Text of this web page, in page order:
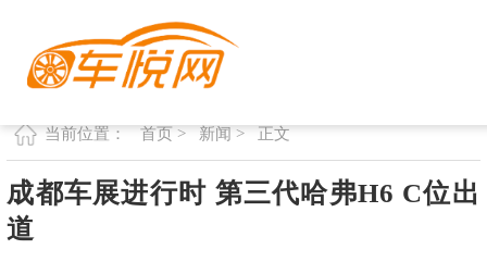
当前位置： 首页 > 新闻 > 正文
成都车展进行时 第三代哈弗H6 C位出
道